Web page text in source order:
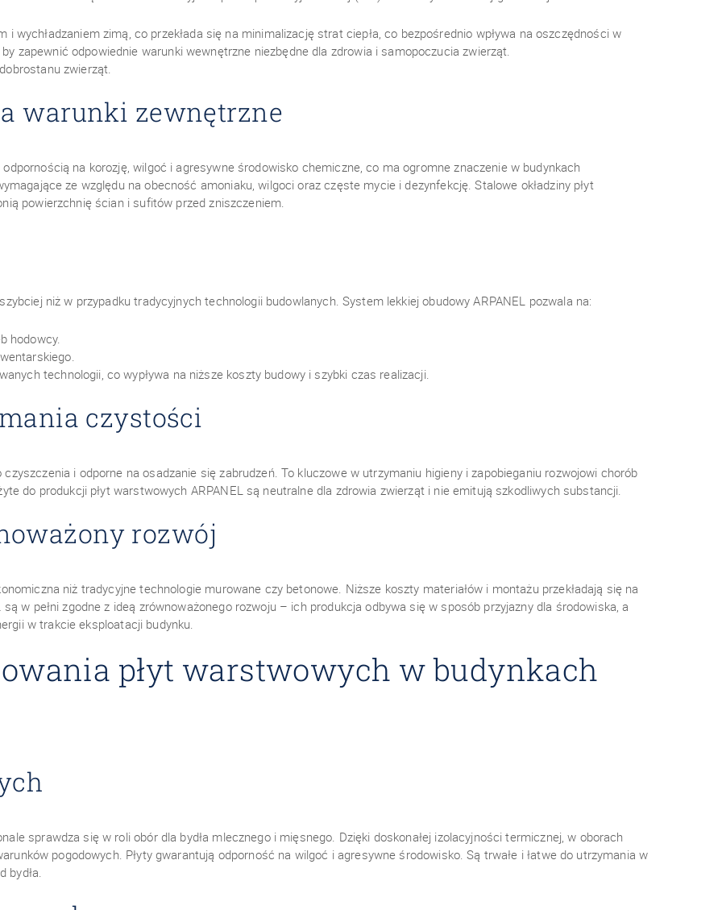
wychładzaniem zimą, co przekłada się na minimalizację strat ciepła, co bezpośrednio wpływa na oszczędności w
zapewnić odpowiednie warunki wewnętrzne niezbędne dla zdrowia i samopoczucia zwierząt.
zwierząt.
warunki zewnętrzne
na korozję, wilgoć i agresywne środowisko chemiczne, co ma ogromne znaczenie w budynkach
ze względu na obecność amoniaku, wilgoci oraz częste mycie i dezynfekcję. Stalowe okładziny płyt
powierzchnię ścian i sufitów przed zniszczeniem.
niż w przypadku tradycyjnych technologii budowlanych. System lekkiej obudowy ARPANEL pozwala na:
hodowcy.
technologii, co wypływa na niższe koszty budowy i szybki czas realizacji.
czystości
i odporne na osadzanie się zabrudzeń. To kluczowe w utrzymaniu higieny i zapobieganiu rozwojowi chorób
do produkcji płyt warstwowych ARPANEL są neutralne dla zdrowia zwierząt i nie emitują szkodliwych substancji.
rozwój
niż tradycyjne technologie murowane czy betonowe. Niższe koszty materiałów i montażu przekładają się na
w pełni zgodne z ideą zrównoważonego rozwoju – ich produkcja odbywa się w sposób przyjazny dla środowiska, a
w trakcie eksploatacji budynku.
płyt warstwowych w budynkach
sprawdza się w roli obór dla bydła mlecznego i mięsnego. Dzięki doskonałej izolacyjności termicznej, w oborach
pogodowych. Płyty gwarantują odporność na wilgoć i agresywne środowisko. Są trwałe i łatwe do utrzymania w
bydła.